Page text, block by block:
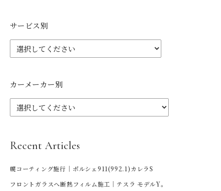
サービス別
カーメーカー別
Recent Articles
幌コーティング施行｜ポルシェ911(992.1)カレラS
フロントガラスへ断熱フィルム施工｜テスラ モデルY。